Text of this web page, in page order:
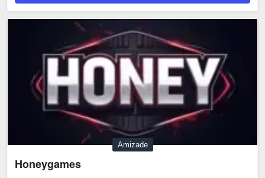
Amizade
Honeygames